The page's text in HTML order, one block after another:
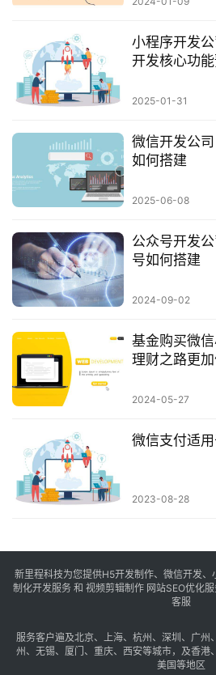
小程序开发
开发核心功
2025-01-31
微信开发公
如何搭建
2025-06-08
公众号开发
号如何搭建
2024-09-02
基金购买微
理财之路更加
2024-05-27
微信支付适用
2023-08-28
新里程科技为您提供H5开发制作、微信开发
制化开发服务 和 视频剪辑制作 网站SEO优化
客服
服务客户遍及北京、 上海、 杭州 、 深圳 、 广州 、
州 、 无锡、 厦门 、 重庆、 西安等城市，及香港、
美国等地区